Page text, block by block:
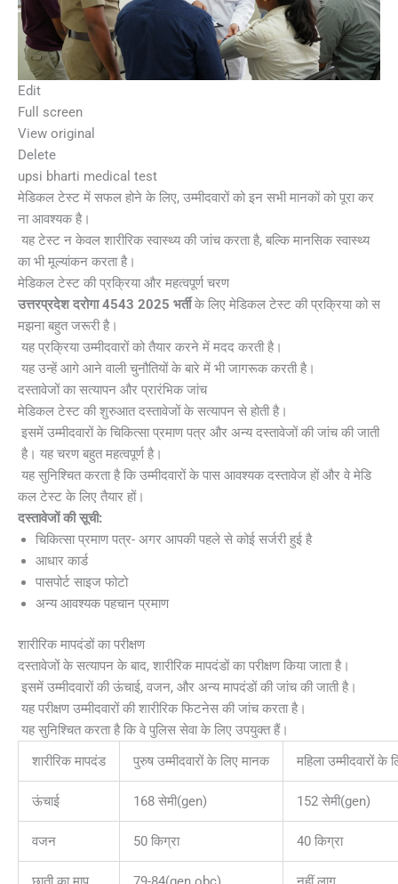
Edit
Full screen
View original
Delete
upsi bharti medical test
मेडिकल टेस्ट में सफल होने के लिए, उम्मीदवारों को इन सभी मानकों को पूरा कर
ना आवश्यक है।
यह टेस्ट न केवल शारीरिक स्वास्थ्य की जांच करता है, बल्कि मानसिक स्वास्थ्य
का भी मूल्यांकन करता है।
मेडिकल टेस्ट की प्रक्रिया और महत्वपूर्ण चरण
उत्तरप्रदेश दरोगा 4543 2025 भर्तीके लिए मेडिकल टेस्ट की प्रक्रिया को स
मझना बहुत जरूरी है।
यह प्रक्रिया उम्मीदवारों को तैयार करने में मदद करती है।
यह उन्हें आगे आने वाली चुनौतियों के बारे में भी जागरूक करती है।
दस्तावेजों का सत्यापन और प्रारंभिक जांच
मेडिकल टेस्ट की शुरुआत दस्तावेजों के सत्यापन से होती है।
इसमें उम्मीदवारों के चिकित्सा प्रमाण पत्र और अन्य दस्तावेजों की जांच की जाती
है। यह चरण बहुत महत्वपूर्ण है।
यह सुनिश्चित करता है कि उम्मीदवारों के पास आवश्यक दस्तावेज हों और वे मेडि
कल टेस्ट के लिए तैयार हों।
दस्तावेजों की सूची:
चिकित्सा प्रमाण पत्र- अगर आपकी पहले से कोई सर्जरी हुई है
आधार कार्ड
पासपोर्ट साइज फोटो
अन्य आवश्यक पहचान प्रमाण
शारीरिक मापदंडों का परीक्षण
दस्तावेजों के सत्यापन के बाद, शारीरिक मापदंडों का परीक्षण किया जाता है।
इसमें उम्मीदवारों की ऊंचाई, वजन, और अन्य मापदंडों की जांच की जाती है।
यह परीक्षण उम्मीदवारों की शारीरिक फिटनेस की जांच करता है।
यह सुनिश्चित करता है कि वे पुलिस सेवा के लिए उपयुक्त हैं।
शारीरिक मापदंड
पुरुष उम्मीदवारों के लिए मानक महिला उम्मीदवारों के
ऊंचाई 168 सेमी(gen) 152 सेमी(gen)
वजन 50 किग्रा 40 किग्रा